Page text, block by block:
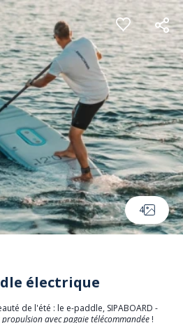
4
électrique
de l'été : le e-paddle, SIPABOARD -
avec pagaie télécommandée !